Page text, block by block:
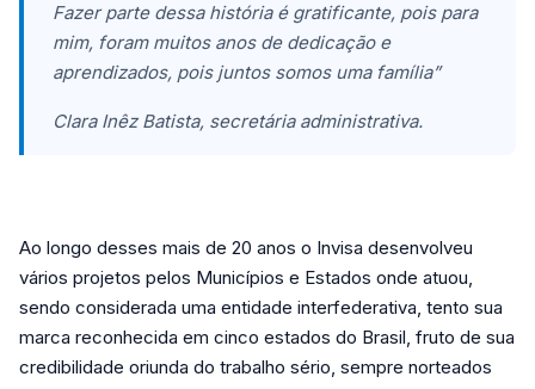
Fazer parte dessa história é gratificante, pois para
mim, foram muitos anos de dedicação e
aprendizados, pois juntos somos uma família”
Clara Inêz Batista, secretária administrativa.
Ao longo desses mais de 20 anos o Invisa desenvolveu
vários projetos pelos Municípios e Estados onde atuou,
sendo considerada uma entidade interfederativa, tento sua
marca reconhecida em cinco estados do Brasil, fruto de sua
credibilidade oriunda do trabalho sério, sempre norteados